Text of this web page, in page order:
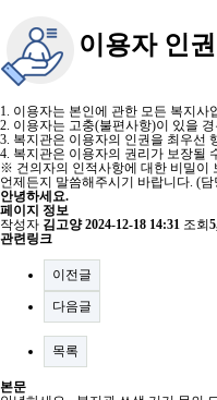
이용자 인
1. 이용자는 본인에 관한 모든 복지사
2. 이용자는 고충(불편사항)이 있을
3. 복지관은 이용자의 인권을 최우선
4. 복지관은 이용자의 권리가 보장될
※ 건의자의 인적사항에 대한 비밀이
언제든지 말씀해주시기 바랍니다. (
안녕하세요.
페이지 정보
작성자 김고양 2024-12-18 14:31 조회
관련링크
이전글
다음글
목록
본문